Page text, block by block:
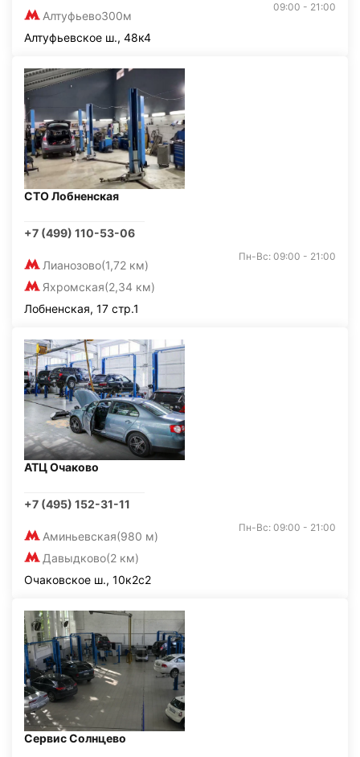
Алтуфьево300м
09:00 - 21:00
Алтуфьевское ш., 48к4
СТО Лобненская
+7 (499) 110-53-06
Лианозово(1,72 км)
Яхромская(2,34 км)
Пн-Вс: 09:00 - 21:00
Лобненская, 17 стр.1
АТЦ Очаково
+7 (495) 152-31-11
Аминьевская(980 м)
Давыдково(2 км)
Пн-Вс: 09:00 - 21:00
Очаковское ш., 10к2с2
Сервис Солнцево